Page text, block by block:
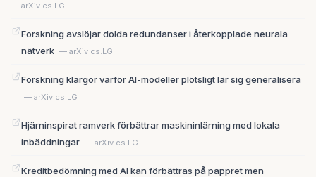
arXiv cs.LG
Forskning avslöjar dolda redundanser i återkopplade neurala
nätverk — arXiv cs.LG
Forskning klargör varför AI-modeller plötsligt lär sig generalisera
— arXiv cs.LG
Hjärninspirat ramverk förbättrar maskininlärning med lokala
inbäddningar — arXiv cs.LG
Kreditbedömning med AI kan förbättras på pappret men